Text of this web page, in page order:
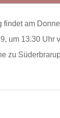
findet am
um 13.30 Uhr
zu